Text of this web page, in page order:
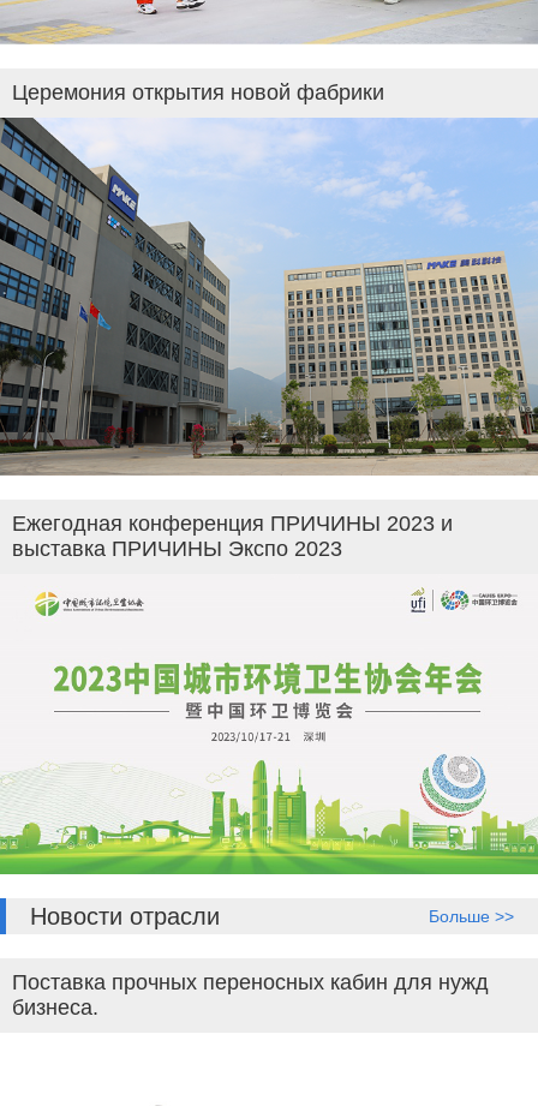
Церемония открытия новой фабрики
Ежегодная конференция ПРИЧИНЫ 2023 и
выставка ПРИЧИНЫ Экспо 2023
Новости отрасли Больше >>
Поставка прочных переносных кабин для нужд
бизнеса.